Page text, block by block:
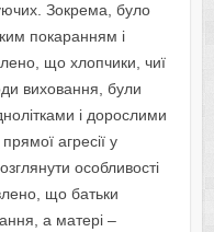
Зокрема, було
покаранням і
що хлопчики, чиї
виховання, були
і дорослими
агресії у
особливості
що батьки
а матері –